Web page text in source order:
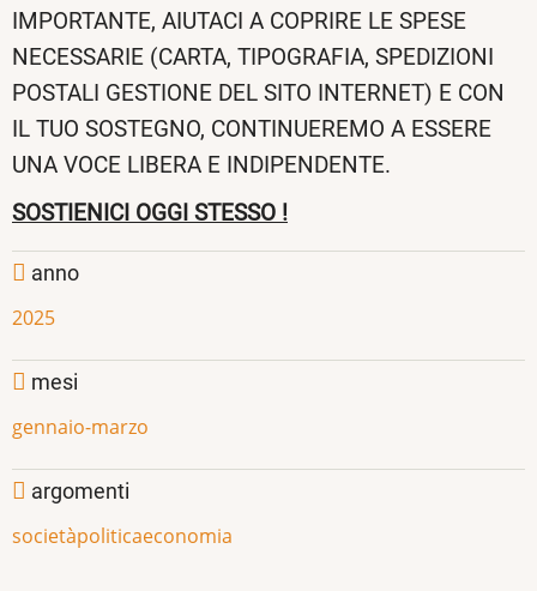
IMPORTANTE, AIUTACI A COPRIRE LE SPESE
NECESSARIE (CARTA, TIPOGRAFIA, SPEDIZIONI
POSTALI GESTIONE DEL SITO INTERNET) E CON
IL TUO SOSTEGNO, CONTINUEREMO A ESSERE
UNA VOCE LIBERA E INDIPENDENTE.
SOSTIENICI OGGI STESSO !
anno
2025
mesi
gennaio-marzo
argomenti
societàpoliticaeconomia